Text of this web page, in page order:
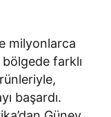
milyonlarca
farklı
başardı.